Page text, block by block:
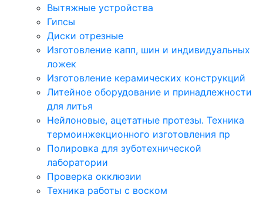
Вытяжные устройства
Гипсы
Диски отрезные
Изготовление капп, шин и индивидуальных
ложек
Изготовление керамических конструкций
Литейное оборудование и принадлежности
для литья
Нейлоновые, ацетатные протезы. Техника
термоинжекционного изготовления пр
Полировка для зуботехнической
лаборатории
Проверка окклюзии
Техника работы с воском